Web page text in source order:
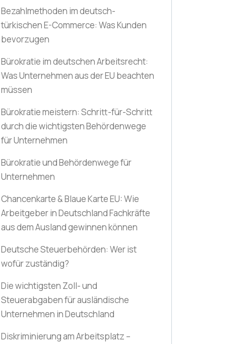
Bezahlmethoden im deutsch-
türkischen E-Commerce: Was Kunden
bevorzugen
Bürokratie im deutschen Arbeitsrecht:
Was Unternehmen aus der EU beachten
müssen
Bürokratie meistern: Schritt-für-Schritt
durch die wichtigsten Behördenwege
für Unternehmen
Bürokratie und Behördenwege für
Unternehmen
Chancenkarte & Blaue Karte EU: Wie
Arbeitgeber in Deutschland Fachkräfte
aus dem Ausland gewinnen können
Deutsche Steuerbehörden: Wer ist
wofür zuständig?
Die wichtigsten Zoll- und
Steuerabgaben für ausländische
Unternehmen in Deutschland
Diskriminierung am Arbeitsplatz –